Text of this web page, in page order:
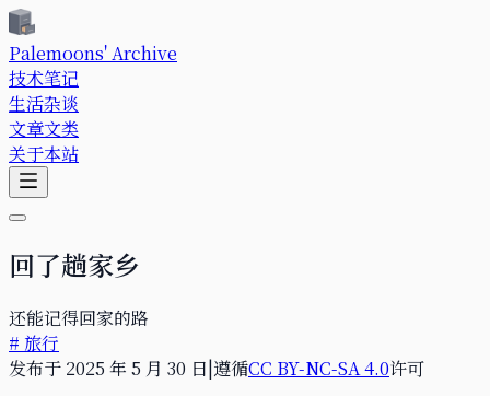
Palemoons' Archive
技术笔记
生活杂谈
文章文类
关于本站
回了趟家乡
还能记得回家的路
# 旅行
发布于 2025 年 5 月 30 日|遵循CC BY-NC-SA 4.0许可